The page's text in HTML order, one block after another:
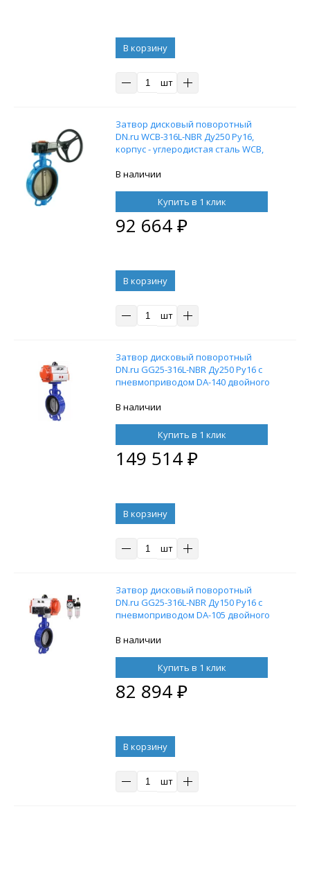
В корзину
шт
Затвор дисковый поворотный
DN.ru WCB-316L-NBR Ду250 Ру16,
корпус - углеродистая сталь WCB,
уплотнение - NBR, межфланцевый, с
В наличии
Купить в 1 клик
92 664₽
В корзину
шт
Затвор дисковый поворотный
DN.ru GG25-316L-NBR Ду250 Ру16 с
пневмоприводом DA-140 двойного
В наличии
Купить в 1 клик
149 514₽
В корзину
шт
Затвор дисковый поворотный
DN.ru GG25-316L-NBR Ду150 Ру16 с
пневмоприводом DA-105 двойного
4M310-08 220V и БПВ AFC2000
В наличии
Купить в 1 клик
82 894₽
В корзину
шт